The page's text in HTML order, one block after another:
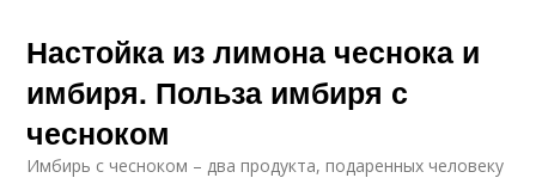
Настойка из лимона чеснока и
имбиря. Польза имбиря с
чесноком
Имбирь с чесноком – два продукта, подаренных человеку